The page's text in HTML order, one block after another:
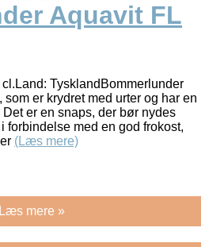
Aquavit FL
TysklandBommerlunder
er krydret med urter og har en
er en snaps, der bør nydes
forbindelse med en god frokost,
(Læs mere)
Læs mere »